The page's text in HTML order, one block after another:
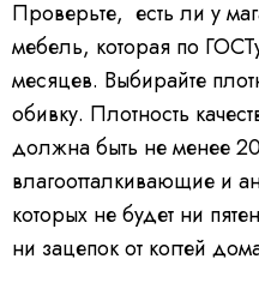
Проверьте, есть ли у
мебель, которая по
месяцев. Выбирайте
обивку. Плотность
должна быть не менее
влагоотталкивающие и
которых не будет ни
ни зацепок от когтей